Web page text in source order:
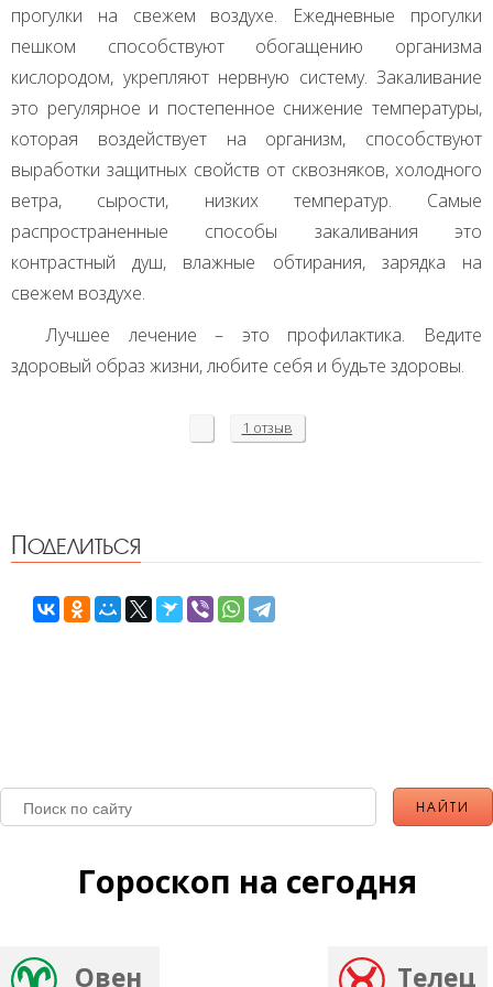
прогулки на свежем воздухе. Ежедневные прогулки
пешком способствуют обогащению организма
кислородом, укрепляют нервную систему. Закаливание
это регулярное и постепенное снижение температуры,
которая воздействует на организм, способствуют
выработки защитных свойств от сквозняков, холодного
ветра, сырости, низких температур. Самые
распространенные способы закаливания это
контрастный душ, влажные обтирания, зарядка на
свежем воздухе.
Лучшее лечение – это профилактика. Ведите
здоровый образ жизни, любите себя и будьте здоровы.
1 отзыв
Поделиться
Гороскоп на сегодня
Овен Телец